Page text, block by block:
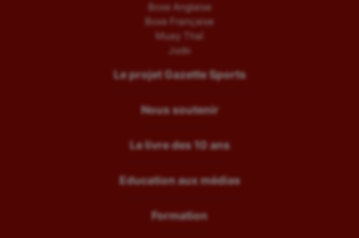
Boxe Anglaise
Boxe Française
Muay Thaï
Judo
Le projet Gazette Sports
Nous soutenir
Le livre des 10 ans
Education aux médias
Formation